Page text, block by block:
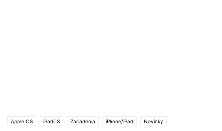
Apple OS iPadOS Zariadenia iPhone/iPad Novinky